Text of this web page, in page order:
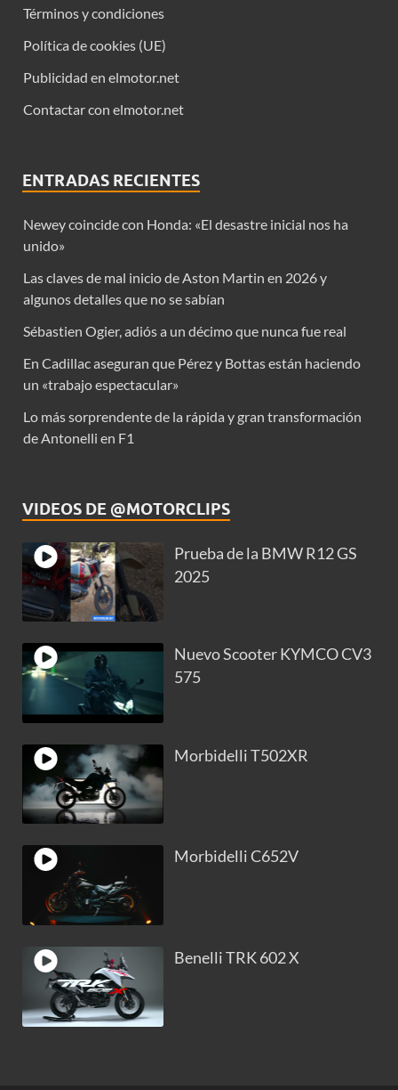
Términos y condiciones
Política de cookies (UE)
Publicidad en elmotor.net
Contactar con elmotor.net
ENTRADAS RECIENTES
Newey coincide con Honda: «El desastre inicial nos ha
unido»
Las claves de mal inicio de Aston Martin en 2026 y
algunos detalles que no se sabían
Sébastien Ogier, adiós a un décimo que nunca fue real
En Cadillac aseguran que Pérez y Bottas están haciendo
un «trabajo espectacular»
Lo más sorprendente de la rápida y gran transformación
de Antonelli en F1
VIDEOS DE @MOTORCLIPS
Prueba de la BMW R12 GS
2025
Nuevo Scooter KYMCO CV3
575
Morbidelli T502XR
Morbidelli C652V
Benelli TRK 602 X